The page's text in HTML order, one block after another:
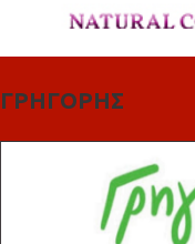
ΓΡΗΓΟΡΗΣ